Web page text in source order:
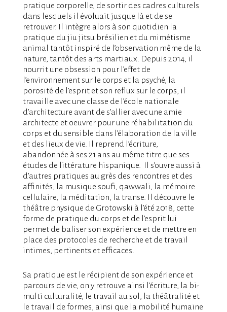
pratique corporelle, de sortir des cadres culturels
dans lesquels il évoluait jusque là et de se
retrouver. Il intègre alors à son quotidien la
pratique du jiu jitsu brésilien et du mimétisme
animal tantôt inspiré de l’observation même de la
nature, tantôt des arts martiaux. Depuis 2014, il
nourrit une obsession pour l’effet de
l’environnement sur le corps et la psyché, la
porosité de l’esprit et son reflux sur le corps, il
travaille avec une classe de l’école nationale
d’architecture avant de s’allier avec une amie
architecte et oeuvrer pour une réhabilitation du
corps et du sensible dans l’élaboration de la ville
et des lieux de vie. Il reprend l’écriture,
abandonnée à ses 21 ans au même titre que ses
études de littérature hispanique. Il s’ouvre aussi à
d’autres pratiques au grès des rencontres et des
affinités, la musique soufi, qawwali, la mémoire
cellulaire, la méditation, la transe. Il découvre le
théâtre physique de Grotowski à l’été 2018, cette
forme de pratique du corps et de l’esprit lui
permet de baliser son expérience et de mettre en
place des protocoles de recherche et de travail
intimes, pertinents et efficaces.
Sa pratique est le récipient de son expérience et
parcours de vie, on y retrouve ainsi l’écriture, la bi-
multi culturalité, le travail au sol, la théâtralité et
le travail de formes, ainsi que la mobilité humaine